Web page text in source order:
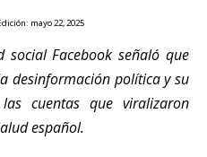
mayo 22, 2025
Facebook señaló que
desinformación política y su
cuentas que viralizaron
español.